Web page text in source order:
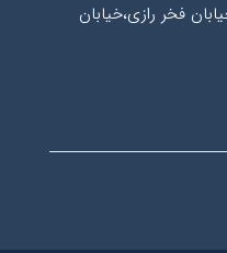
فخر رازی،خیابان